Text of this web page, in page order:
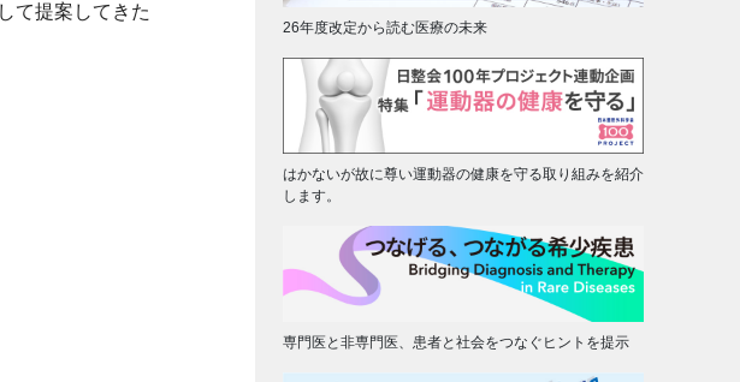
て提案してきた
26年度改定から読む医療の未来
はかないが故に尊い運動器の健康を守る取り組みを紹介
します。
専門医と非専門医、患者と社会をつなぐヒントを提示